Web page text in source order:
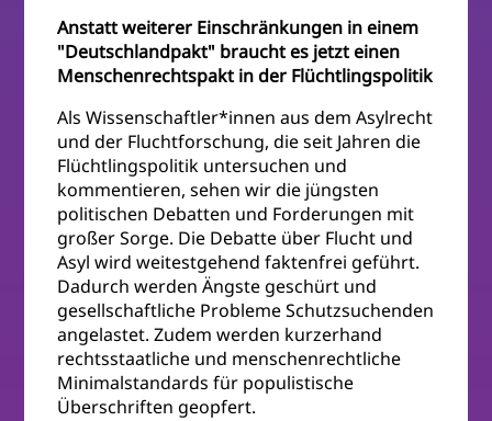
Anstatt weiterer Einschränkungen in einem
"Deutschlandpakt" braucht es jetzt einen
Menschenrechtspakt in der Flüchtlingspolitik
Als Wissenschaftler*innen aus dem Asylrecht
und der Fluchtforschung, die seit Jahren die
Flüchtlingspolitik untersuchen und
kommentieren, sehen wir die jüngsten
politischen Debatten und Forderungen mit
großer Sorge. Die Debatte über Flucht und
Asyl wird weitestgehend faktenfrei geführt.
Dadurch werden Ängste geschürt und
gesellschaftliche Probleme Schutzsuchenden
angelastet. Zudem werden kurzerhand
rechtsstaatliche und menschenrechtliche
Minimalstandards für populistische
Überschriften geopfert.